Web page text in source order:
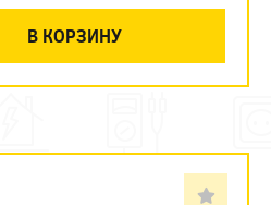
В КОРЗИНУ